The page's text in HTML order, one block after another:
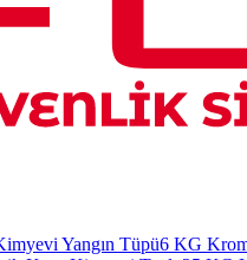
Yangın Tüpü6 KG